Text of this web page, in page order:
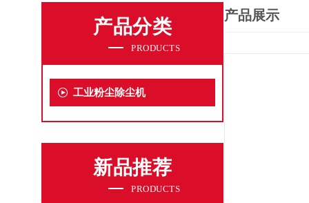
产品分类
PRODUCTS
工业粉尘除尘机
新品推荐
PRODUCTS
产品展示